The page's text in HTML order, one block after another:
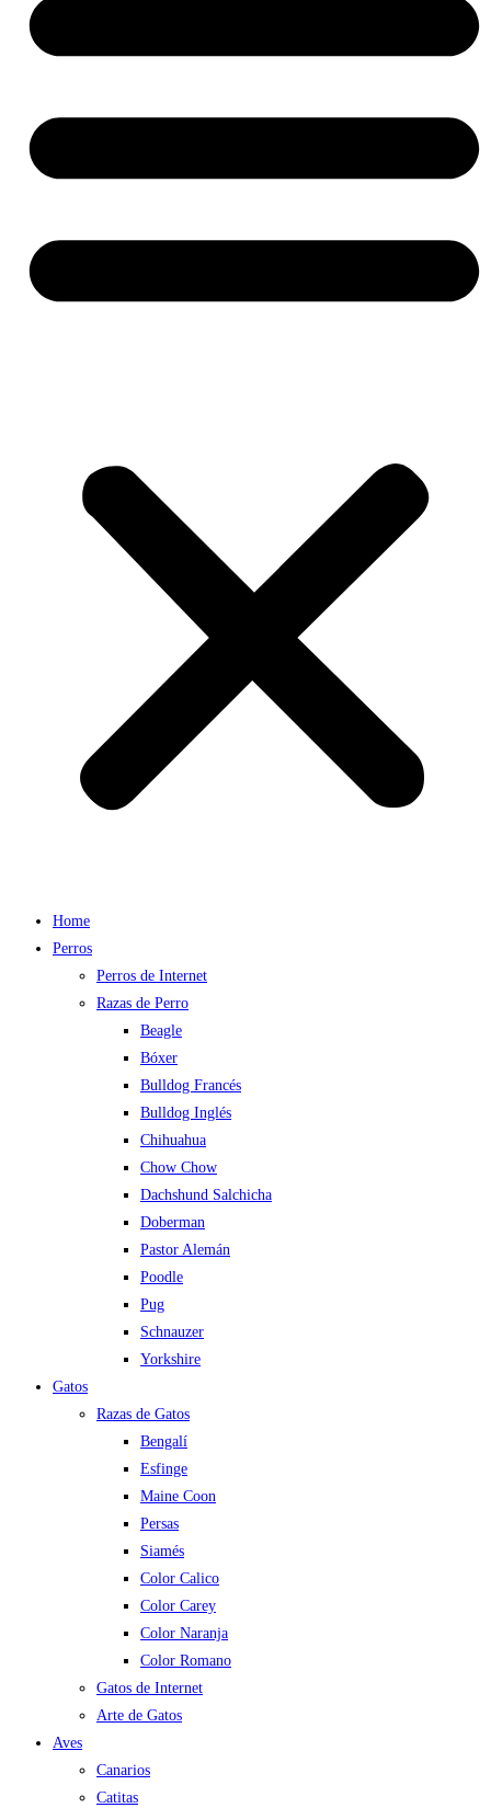
Home
Perros
Perros de Internet
Razas de Perro
Beagle
Bóxer
Bulldog Francés
Bulldog Inglés
Chihuahua
Chow Chow
Dachshund Salchicha
Doberman
Pastor Alemán
Poodle
Pug
Schnauzer
Yorkshire
Gatos
Razas de Gatos
Bengalí
Esfinge
Maine Coon
Persas
Siamés
Color Calico
Color Carey
Color Naranja
Color Romano
Gatos de Internet
Arte de Gatos
Aves
Canarios
Catitas